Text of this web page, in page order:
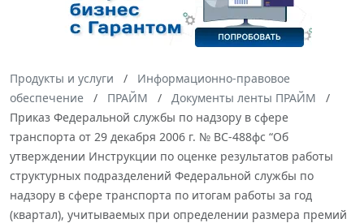
Продукты и услуги
Информационно-правовое
обеспечение
ПРАЙМ
Документы ленты ПРАЙМ
Приказ Федеральной службы по надзору в сфере
транспорта от 29 декабря 2006 г. № ВС-488фс “Об
утверждении Инструкции по оценке результатов работы
структурных подразделений Федеральной службы по
надзору в сфере транспорта по итогам работы за год
(квартал), учитываемых при определении размера премий